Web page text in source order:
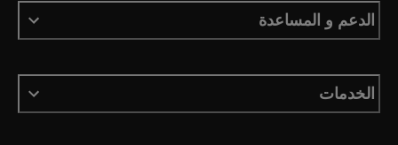
الدعم و المساعدة
الخدمات